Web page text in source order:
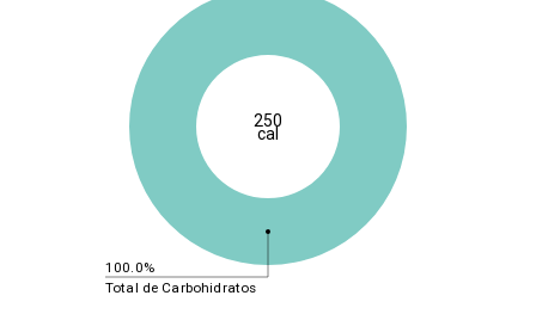
100.0%
Total de Carbohidratos
250
cal